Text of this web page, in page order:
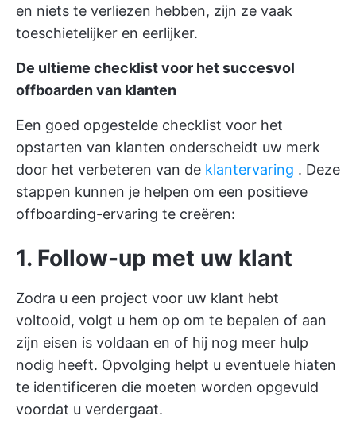
en niets te verliezen hebben, zijn ze vaak
toeschietelijker en eerlijker.
De ultieme checklist voor het succesvol
offboarden van klanten
Een goed opgestelde checklist voor het
opstarten van klanten onderscheidt uw merk
door het verbeteren van de klantervaring . Deze
stappen kunnen je helpen om een positieve
offboarding-ervaring te creëren:
1. Follow-up met uw klant
Zodra u een project voor uw klant hebt
voltooid, volgt u hem op om te bepalen of aan
zijn eisen is voldaan en of hij nog meer hulp
nodig heeft. Opvolging helpt u eventuele hiaten
te identificeren die moeten worden opgevuld
voordat u verdergaat.